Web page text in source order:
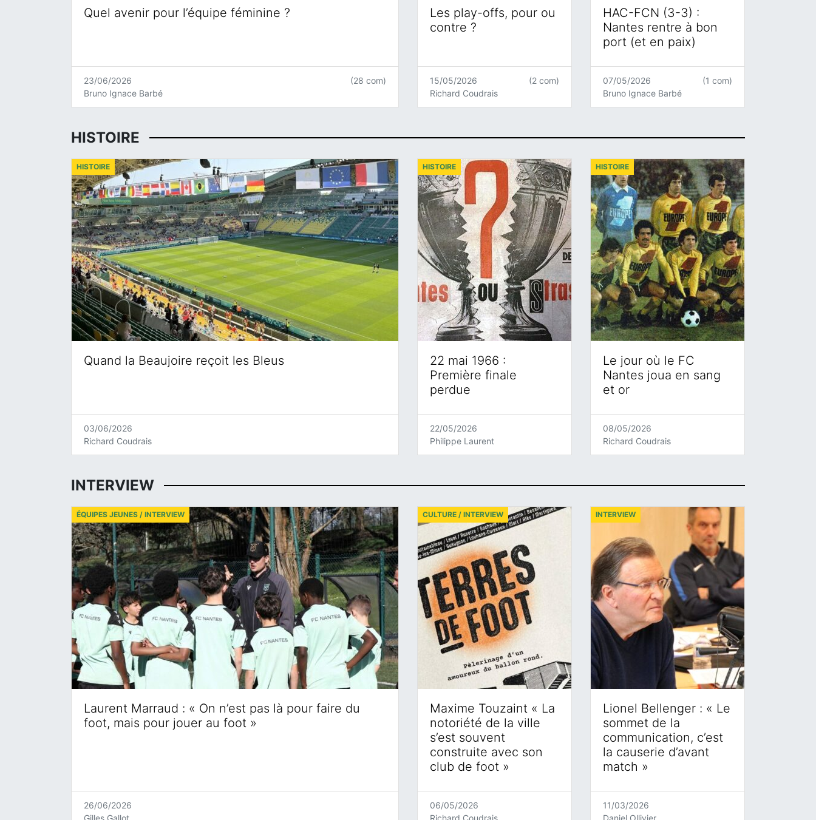
Quel avenir pour l’équipe féminine ?
23/06/2026
Bruno Ignace Barbé
(28 com)
Les play-offs, pour ou
contre ?
15/05/2026
Richard Coudrais
(2 com)
HAC-FCN (3-3) :
Nantes rentre à bon
port (et en paix)
07/05/2026
Bruno Ignace Barbé
(1 com)
HISTOIRE
Quand la Beaujoire reçoit les Bleus
HISTOIRE
03/06/2026
Richard Coudrais
22 mai 1966 :
Première finale
perdue
HISTOIRE
22/05/2026
Philippe Laurent
Le jour où le FC
Nantes joua en sang
et or
HISTOIRE
08/05/2026
Richard Coudrais
INTERVIEW
Laurent Marraud : « On n’est pas là pour faire du
foot, mais pour jouer au foot »
ÉQUIPES JEUNES / INTERVIEW
26/06/2026
Gilles Gallot
Maxime Touzaint « La
notoriété de la ville
s’est souvent
construite avec son
club de foot »
CULTURE / INTERVIEW
06/05/2026
Richard Coudrais
Lionel Bellenger : « Le
sommet de la
communication, c’est
la causerie d’avant
match »
INTERVIEW
11/03/2026
Daniel Ollivier